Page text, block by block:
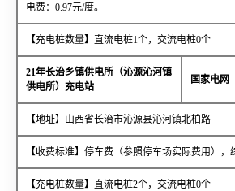
电费：0.97元/度。
【充电桩数量】直流电桩1个，交流电桩0个
21年长治乡镇供电所（沁源沁河镇
供电所）充电站
国家电网
【地址】山西省长治市沁源县沁河镇北柏路
【收费标准】停车费（参照停车场实际费用），
【充电桩数量】直流电桩2个，交流电桩0个